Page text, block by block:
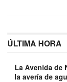
ÚLTIMA HORA
La Avenida de
la avería de